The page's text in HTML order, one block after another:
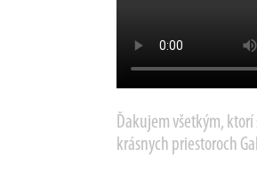
Ďakujem všetkým,
krásnych priestoroch